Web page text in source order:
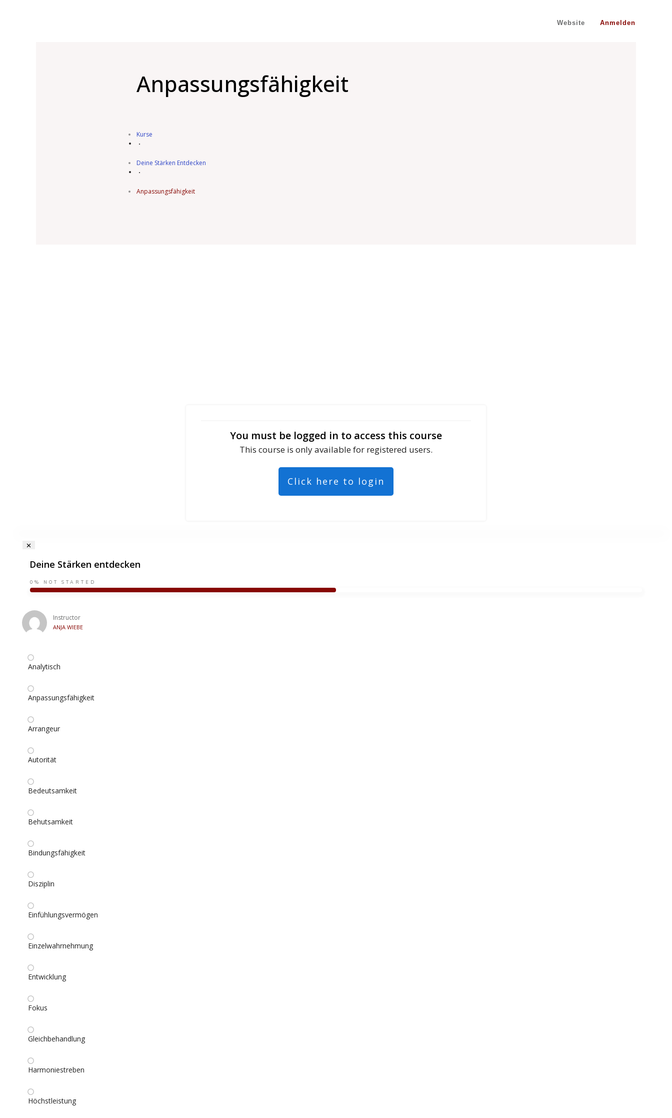
Website Anmelden
Anpassungsfähigkeit
Kurse
Deine Stärken Entdecken
Anpassungsfähigkeit
You must be logged in to access this course
This course is only available for registered users.
Click here to login
Deine Stärken entdecken
0% NOT STARTED
Instructor
ANJA WIEBE
Analytisch
Anpassungsfähigkeit
Arrangeur
Autorität
Bedeutsamkeit
Behutsamkeit
Bindungsfähigkeit
Disziplin
Einfühlungsvermögen
Einzelwahrnehmung
Entwicklung
Fokus
Gleichbehandlung
Harmoniestreben
Höchstleistung